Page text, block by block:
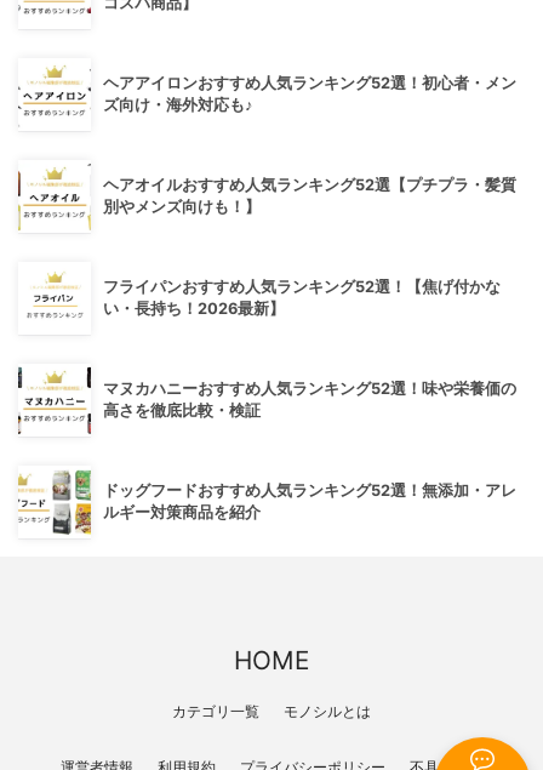
ヘアアイロンおすすめ人気ランキング52選！初心者・メン
ズ向け・海外対応も♪
ヘアオイルおすすめ人気ランキング52選【プチプラ・髪質
別やメンズ向けも！】
フライパンおすすめ人気ランキング52選！【焦げ付かな
い・長持ち！2026最新】
マヌカハニーおすすめ人気ランキング52選！味や栄養価の
高さを徹底比較・検証
ドッグフードおすすめ人気ランキング52選！無添加・アレ
ルギー対策商品を紹介
HOME
カテゴリ一覧 モノシルとは